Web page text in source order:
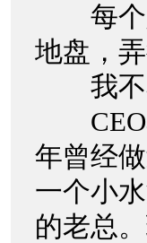
每个
地盘，
我不
CEO
年曾经
一个小
的老总